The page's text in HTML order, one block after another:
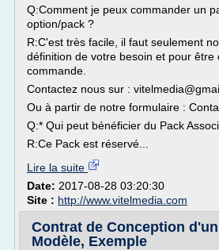
Q:Comment je peux commander un
option/pack ?
R:C'est très facile, il faut seulement
définition de votre besoin et pour être
commande.
Contactez nous sur :
Ou à partir de notre formulaire :
Q:* Qui peut bénéficier du Pack
R:Ce Pack est réservé...
Lire la suite
Date: 2017-08-28 03:20:30
Site : http://www.vitelmedia.com
Contrat de Conception
Modèle, Exemple